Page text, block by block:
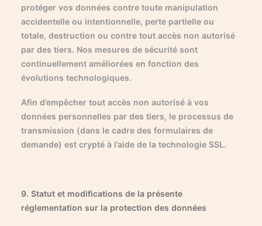
protéger vos données contre toute manipulation
accidentelle ou intentionnelle, perte partielle ou
totale, destruction ou contre tout accès non autorisé
par des tiers. Nos mesures de sécurité sont
continuellement améliorées en fonction des
évolutions technologiques.
Afin d’empêcher tout accès non autorisé à vos
données personnelles par des tiers, le processus de
transmission (dans le cadre des formulaires de
demande) est crypté à l’aide de la technologie SSL.
9. Statut et modifications de la présente
réglementation sur la protection des données